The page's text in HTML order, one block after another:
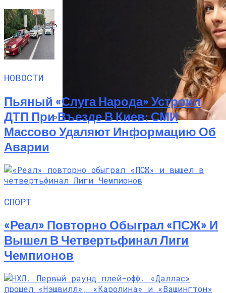
В Киеве Ночью Сгорело Заброшенное
Алёна Шоптенко Показала
НОВОСТИ
Пьяный «слуга Народа» Устроил
ДТП При Въезде В Киев: СМИ
Массово Удаляют Информацию Об
Аварии
СПОРТ
«Реал» Повторно Обыграл «ПСЖ» И
Вышел В Четвертьфинал Лиги
Чемпионов